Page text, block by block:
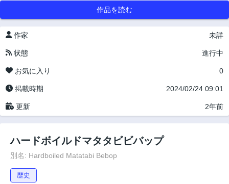
作品を読む
作家 未詳
状態 進行中
お気に入り 0
掲載時期 2024/02/24 09:01
更新 2年前
ハードボイルドマタタビビバップ
別名: Hardboiled Matatabi Bebop
歴史